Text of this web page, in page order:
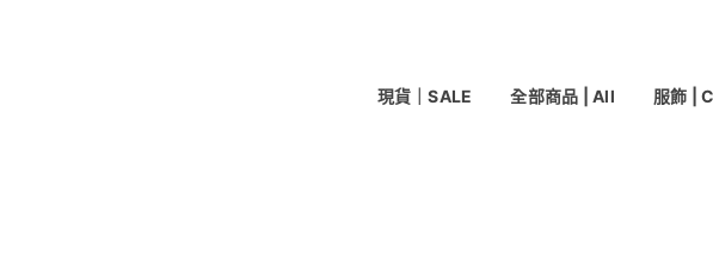
現貨｜SALE 全部商品 | All 服飾 |